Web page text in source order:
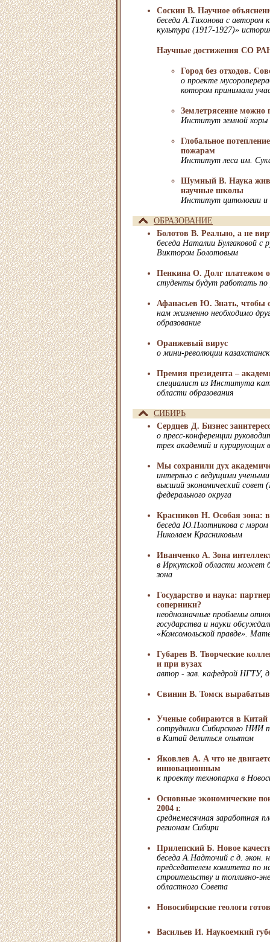
Соскин В. Научное
беседа А.Тихонова с автором
культура (1917-1927)»
Научные достижения СО
Город без отходов.
о проекте
котором принимали
Землетрясение можно
Институт земной
Глобальное
пожарам
Институт леса им.
Шумный В. Наука
научные школы
Институт цитологии и
ОБРАЗОВАНИЕ
Болотов В. Реально, а не
беседа Наталии Булгаковой с
Виктором Болотовым
Пенкина О. Долг платежом
студенты будут работать по
Афанасьев Ю. Знать, чтобы
нам жизненно необходимо
образование
Оранжевый вирус
о мини-революции
Премия президента –
cпециалист из Института
области образования
СИБИРЬ
Сердцев Д. Бизнес
о пресс-конференции
трех академий и курирующих
Мы сохранили дух
интервью с ведущими
высший экономический совет
федерального округа
Красников Н. Особая зона:
беседа Ю.Плотникова с мэром
Николаем Красниковым
Иванченко А. Зона
в Иркутской области может
зона
Государство и наука:
соперники?
неоднозначные проблемы
государства и науки
«Комсомольской правде».
Губарев В. Творческие
и при вузах
автор - зав. кафедрой НГТУ,
Cвинин В. Томск
Ученые собираются в Китай
сотрудники Сибирского НИИ
в Китай делиться опытом
Яковлев А. А что не
инновационным
к проекту технопарка в
Основные экономические
2004 г.
среднемесячная заработная
регионам Сибири
Прилепский Б. Новое
беседа А.Надточий с д. экон.
председателем комитета по
строительству и топливно-
областного Совета
Новосибирские геологи
Васильев И. Наукоемкий